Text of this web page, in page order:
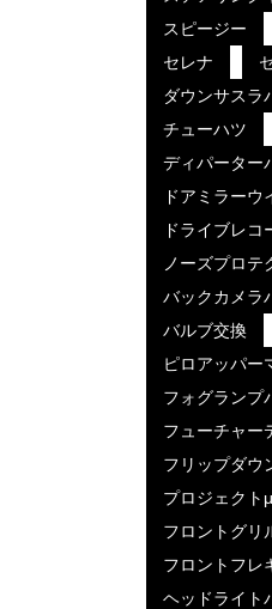
スピージー
セレナ
ダウンサスラ
チューハツ
ディパーター
ドアミラーウ
ドライブレコ
ノーズプロテ
バックカメラ
バルブ交換
ピロアッパー
フォグランプ
フューチャー
フリップダウ
プロジェクトμ
フロントグリ
フロントフレ
ヘッドライト